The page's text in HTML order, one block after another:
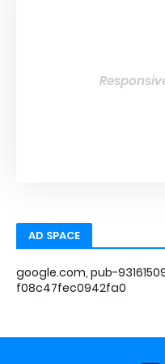
AD SPACE
google.com, pub-
f08c47fec0942fa0